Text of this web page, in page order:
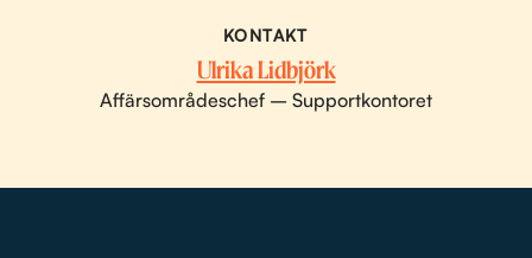
KONTAKT
Ulrika Lidbjörk
Affärsområdeschef – Supportkontoret